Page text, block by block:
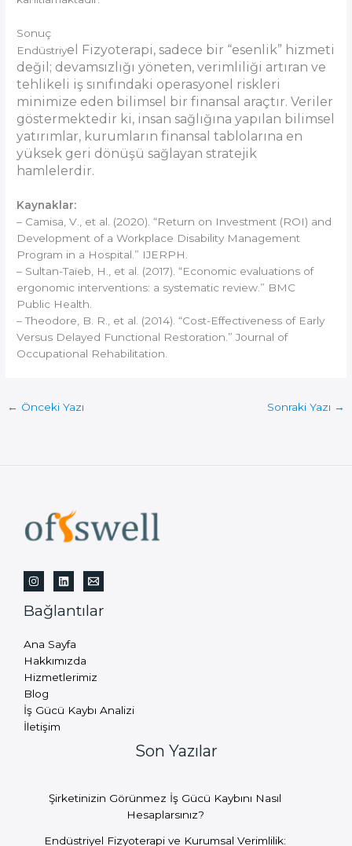
Sonuç
Endüstriyel Fizyoterapi, sadece bir “esenlik” hizmeti
değil; devamsızlığı yöneten, verimliliği artıran ve
tehlikeli iş sınıfındaki operasyonel riskleri
minimize eden bilimsel bir finansal araçtır.Veriler
göstermektedir ki, insan sağlığına yapılan bilimsel
yatırımlar, kurumların finansal tablolarına en
yüksek geri dönüşü sağlayan stratejik
hamlelerdir.
Kaynaklar:
– Camisa, V., et al. (2020). “Return on Investment (ROI) and
Development of a Workplace Disability Management
Program in a Hospital.” IJERPH.
– Sultan-Taïeb, H., et al. (2017). “Economic evaluations of
ergonomic interventions: a systematic review.” BMC
Public Health.
– Theodore, B. R., et al. (2014). “Cost-Effectiveness of Early
Versus Delayed Functional Restoration.” Journal of
Occupational Rehabilitation.
← Önceki Yazı Sonraki Yazı →
Bağlantılar
Ana Sayfa
Hakkımızda
Hizmetlerimiz
Blog
İş Gücü Kaybı Analizi
İletişim
Son Yazılar
Şirketinizin Görünmez İş Gücü Kaybını Nasıl
Hesaplarsınız?
Endüstriyel Fizyoterapi ve Kurumsal Verimlilik: